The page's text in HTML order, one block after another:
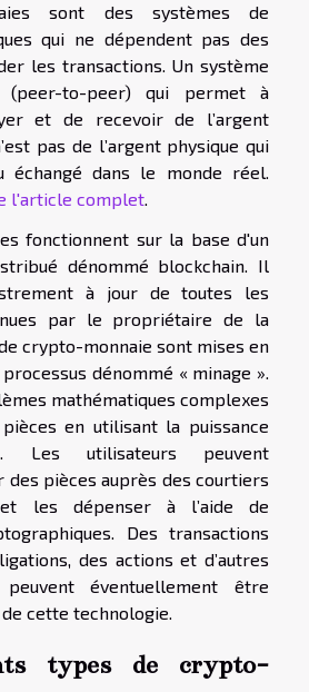
sont des systèmes de
qui ne dépendent pas des
les transactions. Un système
(peer-to-peer) qui permet à
et de recevoir de l’argent
pas de l’argent physique qui
échangé dans le monde réel.
l'article complet.
fonctionnent sur la base d'un
dénommé blockchain. Il
à jour de toutes les
par le propriétaire de la
crypto-monnaie sont mises en
dénommé « minage ».
mathématiques complexes
en utilisant la puissance
Les utilisateurs peuvent
des pièces auprès des courtiers
les dépenser à l’aide de
Des transactions
des actions et d’autres
éventuellement être
de cette technologie.
types de crypto-